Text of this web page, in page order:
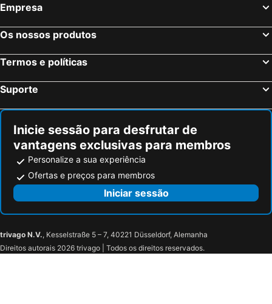
Empresa
Os nossos produtos
Termos e políticas
Suporte
Inicie sessão para desfrutar de
vantagens exclusivas para membros
Personalize a sua experiência
Ofertas e preços para membros
Iniciar sessão
trivago N.V., Kesselstraße 5 – 7, 40221 Düsseldorf, Alemanha
Direitos autorais 2026 trivago | Todos os direitos reservados.